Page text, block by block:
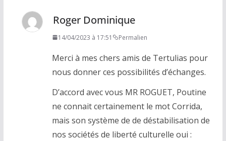
Roger Dominique
14/04/2023 à 17:51 Permalien
Merci à mes chers amis de Tertulias pour
nous donner ces possibilités d’échanges.
D’accord avec vous MR ROGUET, Poutine
ne connait certainement le mot Corrida,
mais son système de de déstabilisation de
nos sociétés de liberté culturelle oui :